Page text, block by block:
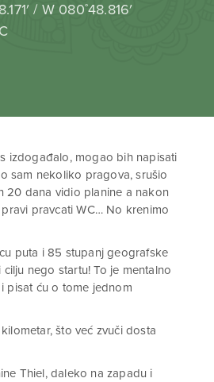
/ W 080˚48.816′
izdogađalo, mogao bih napisati
sam nekoliko pragova, srušio
20 dana vidio planine a nakon
pravcati WC… No krenimo
puta i 85 stupanj geografske
nego startu! To je mentalno
pisat ću o tome jednom
što već zvuči dosta
Thiel, daleko na zapadu i